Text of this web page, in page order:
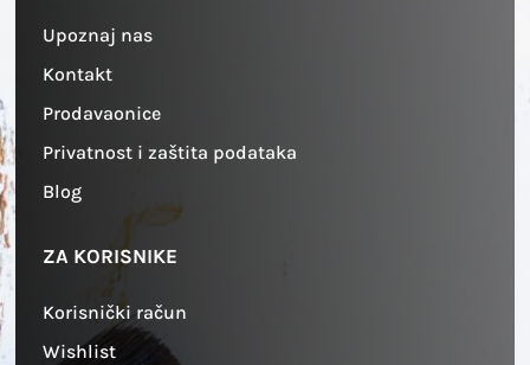
Upoznaj nas
Kontakt
Prodavaonice
Privatnost i zaštita podataka
Blog
ZA KORISNIKE
Korisnički račun
Wishlist